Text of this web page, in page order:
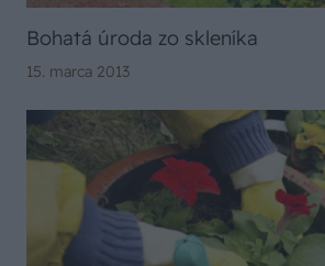
Bohatá úroda zo skleníka
15. marca 2013